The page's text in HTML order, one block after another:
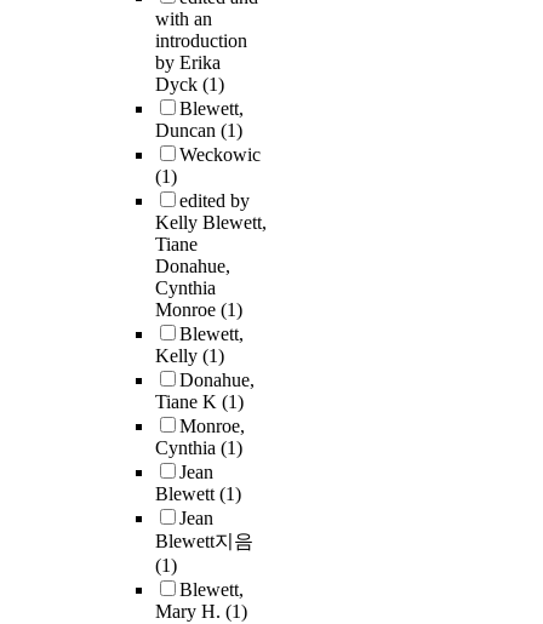
with an
introduction
by Erika
Dyck (1)
Blewett,
Duncan (1)
Weckowic
(1)
edited by
Kelly Blewett,
Tiane
Donahue,
Cynthia
Monroe (1)
Blewett,
Kelly (1)
Donahue,
Tiane K (1)
Monroe,
Cynthia (1)
Jean
Blewett(1)
Jean
Blewett지음
(1)
Blewett,
Mary H. (1)